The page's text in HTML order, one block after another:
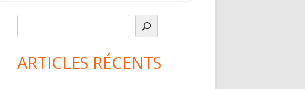
Sidebar
e
c
hARTICLES RÉCENTS